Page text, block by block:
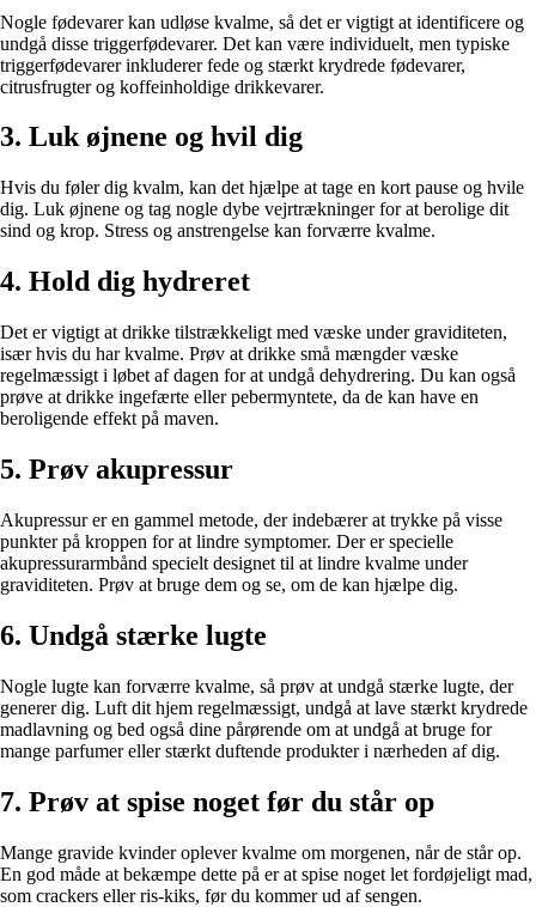
Nogle fødevarer kan udløse kvalme, så det er vigtigt at identificere og
undgå disse triggerfødevarer. Det kan være individuelt, men typiske
triggerfødevarer inkluderer fede og stærkt krydrede fødevarer,
citrusfrugter og koffeinholdige drikkevarer.
3. Luk øjnene og hvil dig
Hvis du føler dig kvalm, kan det hjælpe at tage en kort pause og hvile
dig. Luk øjnene og tag nogle dybe vejrtrækninger for at berolige dit
sind og krop. Stress og anstrengelse kan forværre kvalme.
4. Hold dig hydreret
Det er vigtigt at drikke tilstrækkeligt med væske under graviditeten,
især hvis du har kvalme. Prøv at drikke små mængder væske
regelmæssigt i løbet af dagen for at undgå dehydrering. Du kan også
prøve at drikke ingefærte eller pebermyntete, da de kan have en
beroligende effekt på maven.
5. Prøv akupressur
Akupressur er en gammel metode, der indebærer at trykke på visse
punkter på kroppen for at lindre symptomer. Der er specielle
akupressurarmbånd specielt designet til at lindre kvalme under
graviditeten. Prøv at bruge dem og se, om de kan hjælpe dig.
6. Undgå stærke lugte
Nogle lugte kan forværre kvalme, så prøv at undgå stærke lugte, der
generer dig. Luft dit hjem regelmæssigt, undgå at lave stærkt krydrede
madlavning og bed også dine pårørende om at undgå at bruge for
mange parfumer eller stærkt duftende produkter i nærheden af dig.
7. Prøv at spise noget før du står op
Mange gravide kvinder oplever kvalme om morgenen, når de står op.
En god måde at bekæmpe dette på er at spise noget let fordøjeligt mad,
som crackers eller ris-kiks, før du kommer ud af sengen.